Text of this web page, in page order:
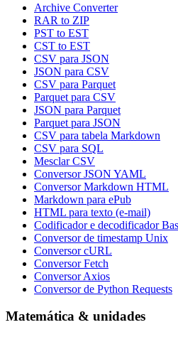
Archive Converter
RAR to ZIP
PST to EST
CST to EST
CSV para JSON
JSON para CSV
CSV para Parquet
Parquet para CSV
JSON para Parquet
Parquet para JSON
CSV para tabela Markdown
CSV para SQL
Mesclar CSV
Conversor JSON YAML
Conversor Markdown HTML
Markdown para ePub
HTML para texto (e-mail)
Codificador e decodificador
Conversor de timestamp Unix
Conversor cURL
Conversor Fetch
Conversor Axios
Conversor de Python Requests
Matemática & unidades